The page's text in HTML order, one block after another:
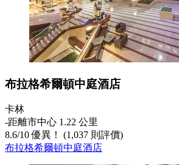
布拉格希爾頓中庭酒店
卡林
‐距離市中心 1.22 公里
8.6/10優異！ (1,037 則評價)
布拉格希爾頓中庭酒店